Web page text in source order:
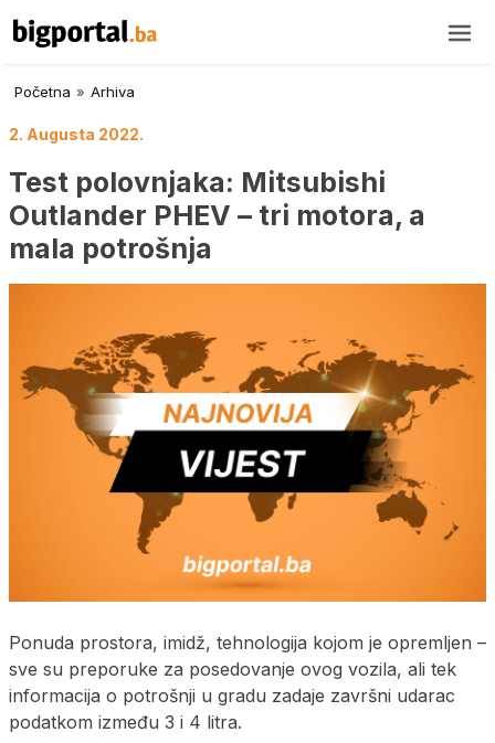
Početna » Arhiva
2. Augusta 2022.
Test polovnjaka: Mitsubishi
Outlander PHEV – tri motora, a
mala potrošnja
Ponuda prostora, imidž, tehnologija kojom je opremljen –
sve su preporuke za posedovanje ovog vozila, ali tek
informacija o potrošnji u gradu zadaje završni udarac
podatkom između 3 i 4 litra.